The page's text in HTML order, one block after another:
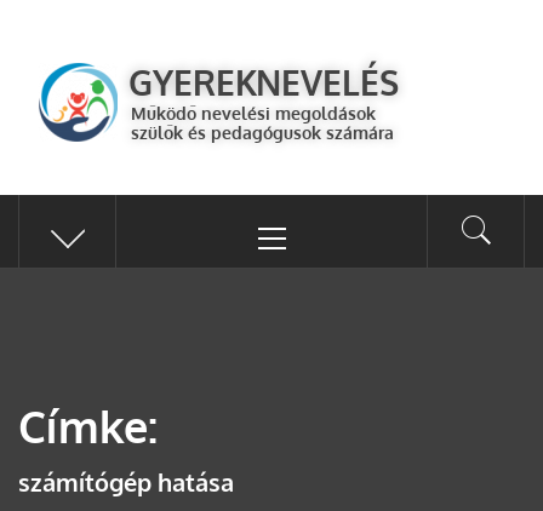
GYEREKNEVELÉS
számára
GYEREKNEVELÉS
Működő nevelési megoldások
szülők és pedagógusok számára
Címke:
számítógép hatása